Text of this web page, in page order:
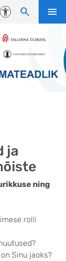
Juurdepääsetavus
ja
ning
rolli
Sinu jaoks?